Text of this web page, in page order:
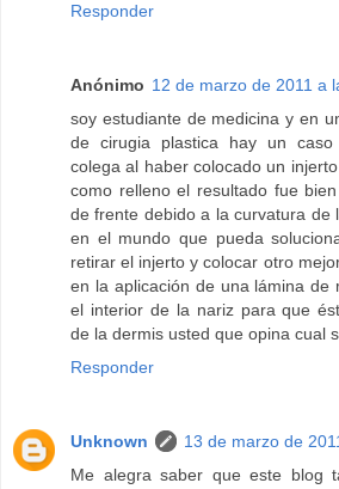
Responder
Anónimo 12 de marzo de 2011 a
soy estudiante de medicina y en
de cirugia plastica hay un
colega al haber colocado un
como relleno el resultado fue
de frente debido a la curvatura de
en el mundo que pueda
retirar el injerto y colocar otro
en la aplicación de una lámina de
el interior de la nariz para que
de la dermis usted que opina cual
Responder
Unknown
13 de marzo de
Me alegra saber que este blog